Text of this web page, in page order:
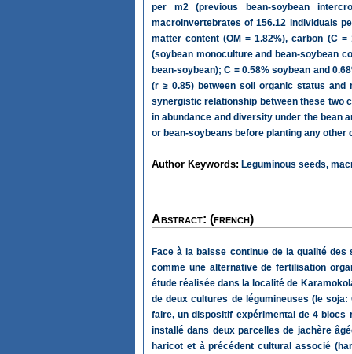
per m2 (previous bean-soybean
macroinvertebrates of 156.12 individuals
matter content (OM = 1.82%), carbon (C
(soybean monoculture and bean-soybean
bean-soybean); C = 0.58% soybean and
(r ≥ 0.85) between soil organic status and
synergistic relationship between these two
in abundance and diversity under the bean
or bean-soybeans before planting any other
Author Keywords: Leguminous seeds,
Abstract: (french)
Face à la baisse continue de la qualité
comme une alternative de fertilisation
étude réalisée dans la localité de
de deux cultures de légumineuses (le
faire, un dispositif expérimental de 4 blocs
installé dans deux parcelles de jachère
haricot et à précédent cultural associé